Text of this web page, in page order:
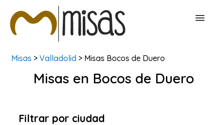
BUSCAR MISAS
Misas > Valladolid > Misas Bocos de Duero
Misas en Bocos de Duero
Filtrar por ciudad